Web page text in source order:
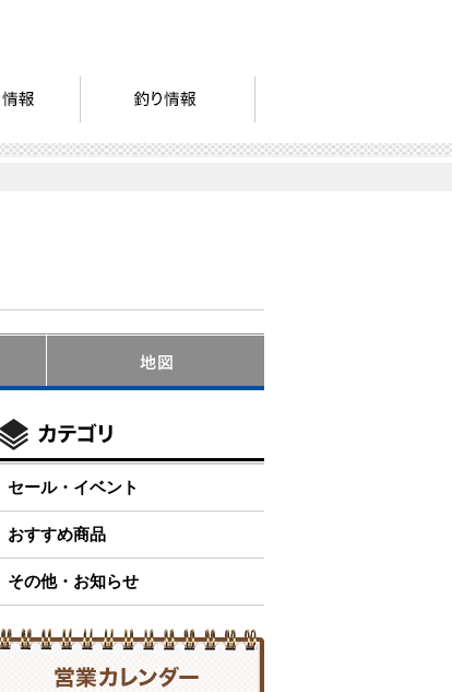
セール・イベント
おすすめ商品
その他・お知らせ